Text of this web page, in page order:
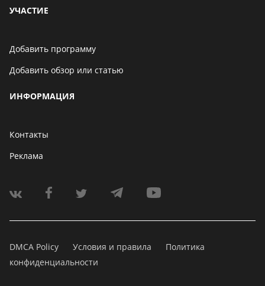
УЧАСТИЕ
Добавить программу
Добавить обзор или статью
ИНФОРМАЦИЯ
Контакты
Реклама
DMCA Policy Условия и правила
Политика
конфиденциальности